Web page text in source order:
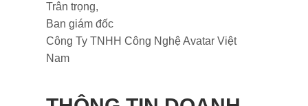
Trân trọng,
Ban giám đốc
Công Ty TNHH Công Nghệ Avatar Việt
Nam